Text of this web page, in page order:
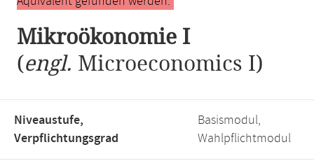
Mikroökonomie I
(engl. Microeconomics I)
Niveaustufe,
Verpflichtungsgrad
Basismodul,
Wahlpflichtmodul